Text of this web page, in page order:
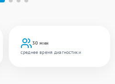
30 мин
среднее время диагностики